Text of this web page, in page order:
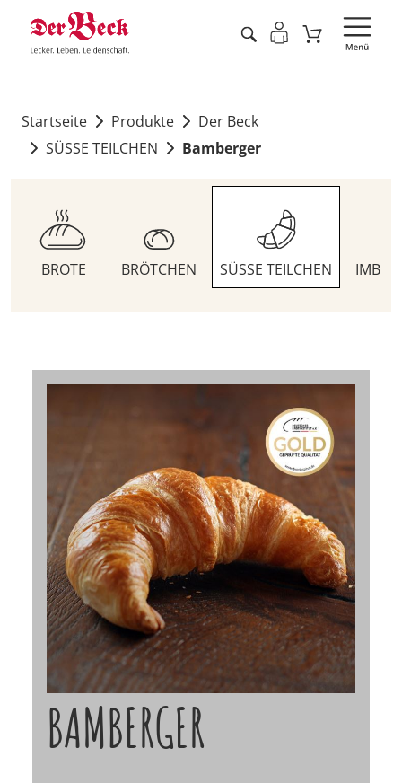
Startseite Produkte
Der Beck
SÜSSE TEILCHEN
Bamberger
BROTE BRÖTCHEN SÜSSE TEILCHEN
BAMBERGER